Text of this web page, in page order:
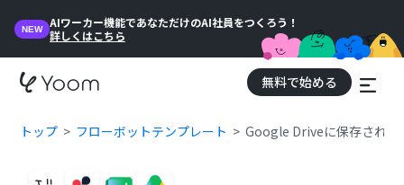
NEW
AIワーカー機能であなただけのAI社員をつくろう！
詳しくはこちら
無料で始める
トップ フローボットテンプレート Google Driveに保存された